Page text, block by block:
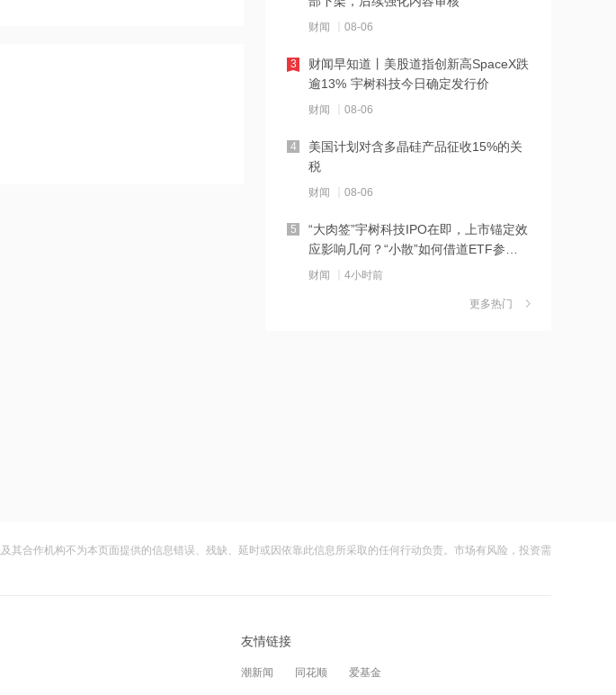
21:23
净买入4653.21万元
21:18
部署防汛防台风工作
21:17
作价约72.97港元
21:16
21:07
财闻 08-06
财闻早知道丨美股道指创新高SpaceX跌
逾13% 宇树科技今日确定发行价
财闻 08-06
3
美国计划对含多晶硅产品征收15%的关
税
财闻 08-06
4
“大肉签”宇树科技IPO在即，上市锚定效
应影响几何？“小散”如何借道ETF参
与？
财闻 4小时前
5
茉莉奶白陷降薪罗生门，当事人称：公
大涨152%！哈啰、美团单车“好伙伴”登
10
更多热门
合作机构不为本页面提供的信息错误、残缺、延时或因依靠此信息所采取的任何行动负责。市场有风险，投资需
友情链接
潮新闻 同花顺 爱基金